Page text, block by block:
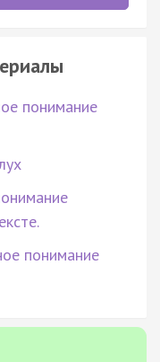
понимание
понимание